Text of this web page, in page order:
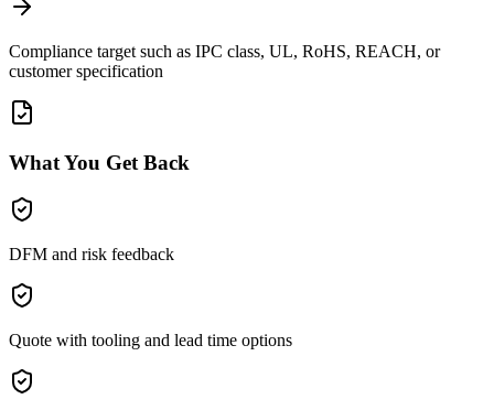
Compliance target such as IPC class, UL, RoHS, REACH, or
customer specification
What You Get Back
DFM and risk feedback
Quote with tooling and lead time options